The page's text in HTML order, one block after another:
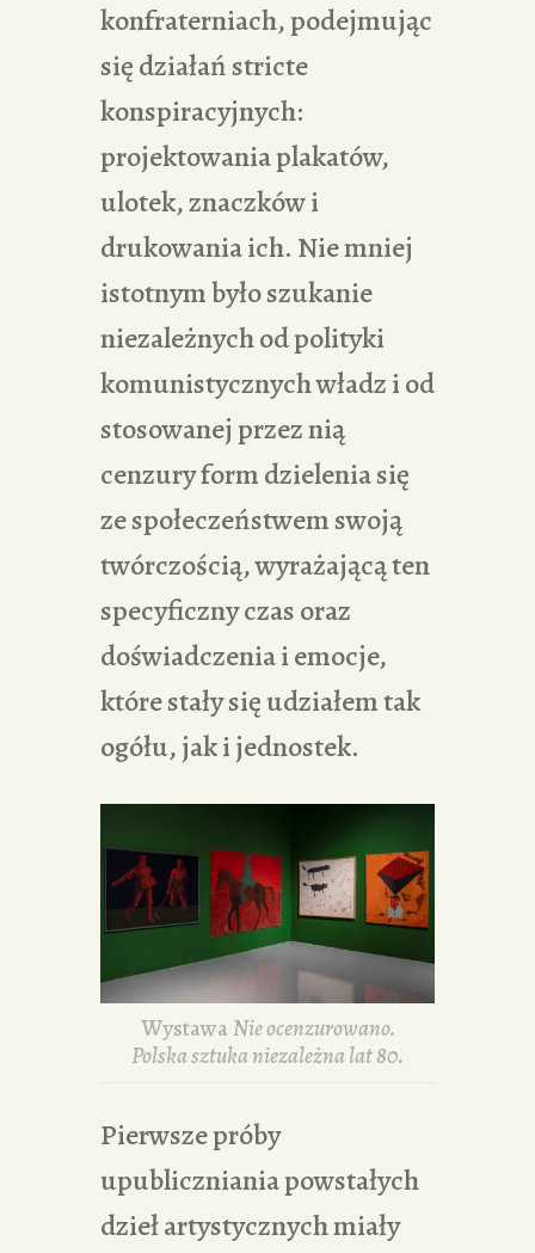
konfraterniach, podejmując
się działań stricte
konspiracyjnych:
projektowania plakatów,
ulotek, znaczków i
drukowania ich. Nie mniej
istotnym było szukanie
niezależnych od polityki
komunistycznych władz i od
stosowanej przez nią
cenzury form dzielenia się
ze społeczeństwem swoją
twórczością, wyrażającą ten
specyficzny czas oraz
doświadczenia i emocje,
które stały się udziałem tak
ogółu, jak i jednostek.
WystawaNie ocenzurowano.
Polska sztuka niezależna lat 80.
Pierwsze próby
upubliczniania powstałych
dzieł artystycznych miały